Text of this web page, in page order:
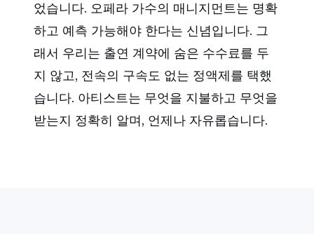
었습니다. 오페라 가수의 매니지먼트는 명확
하고 예측 가능해야 한다는 신념입니다. 그
래서 우리는 출연 계약에 숨은 수수료를 두
지 않고, 전속의 구속도 없는 정액제를 택했
습니다. 아티스트는 무엇을 지불하고 무엇을
받는지 정확히 알며, 언제나 자유롭습니다.